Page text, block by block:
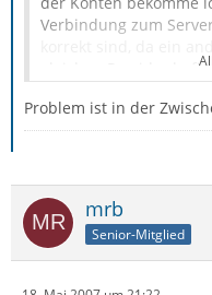
Verbindung zum
gleichen Provider
Die Meldung lautet:
Login-Daten...
Konto.
Was kann ich tun?
Ich verwende die
Danke für die Hilfe
Beste Grüße
Problem ist in der
mrb
Senior-Mitglied